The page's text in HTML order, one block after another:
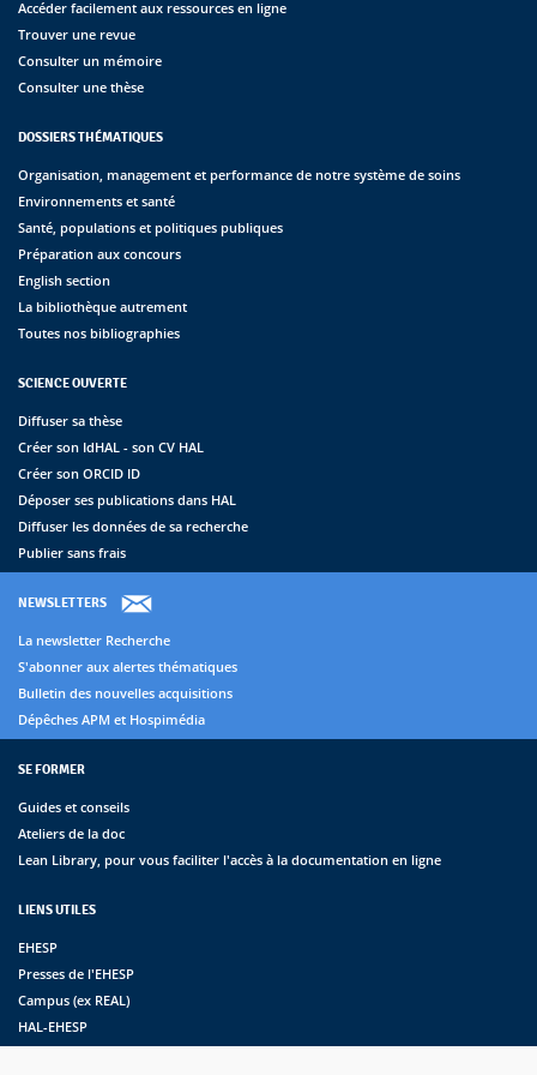
Accéder facilement aux ressources en ligne
Trouver une revue
Consulter un mémoire
Consulter une thèse
DOSSIERS THÉMATIQUES
Organisation, management et performance de notre système de soins
Environnements et santé
Santé, populations et politiques publiques
Préparation aux concours
English section
La bibliothèque autrement
Toutes nos bibliographies
SCIENCE OUVERTE
Diffuser sa thèse
Créer son IdHAL - son CV HAL
Créer son ORCID ID
Déposer ses publications dans HAL
Diffuser les données de sa recherche
Publier sans frais
NEWSLETTERS
La newsletter Recherche
S'abonner aux alertes thématiques
Bulletin des nouvelles acquisitions
Dépêches APM et Hospimédia
SE FORMER
Guides et conseils
Ateliers de la doc
Lean Library, pour vous faciliter l'accès à la documentation en ligne
LIENS UTILES
EHESP
Presses de l'EHESP
Campus (ex REAL)
HAL-EHESP